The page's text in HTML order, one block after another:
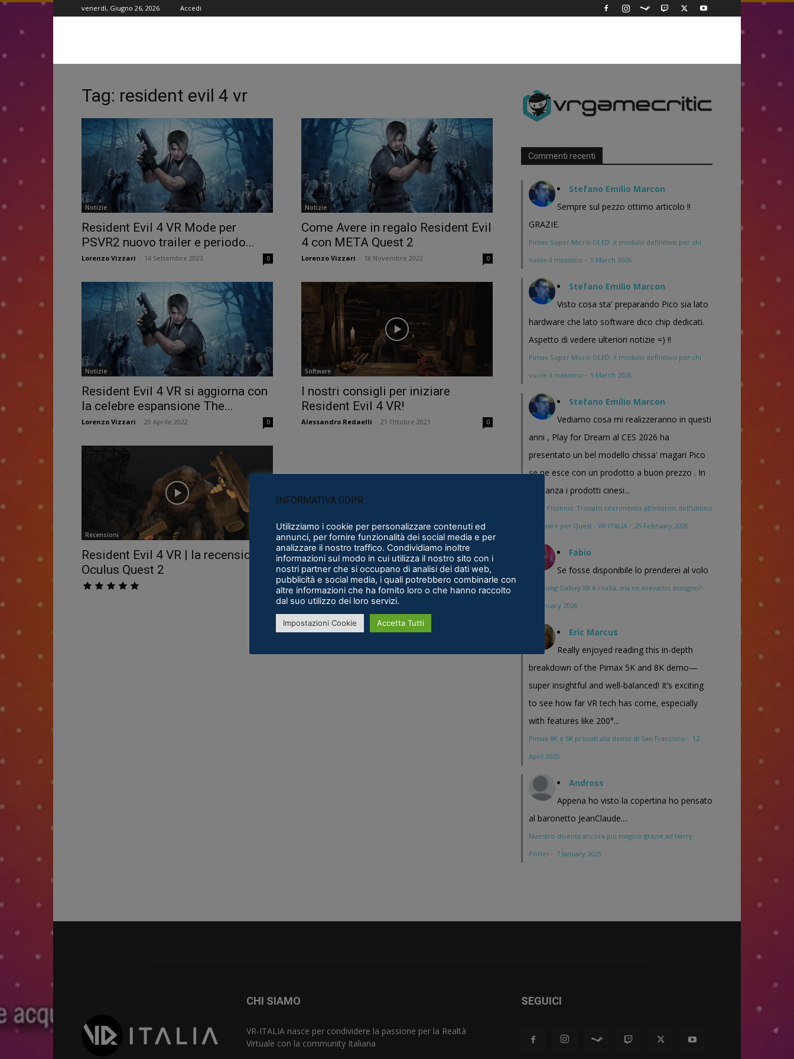
venerdì, Giugno 26, 2026 Accedi
Tag: resident evil 4 vr
Notizie
Resident Evil 4 VR Mode per
PSVR2 nuovo trailer e periodo...
Lorenzo Vizzari 14 Settembre 2023 0
Notizie
Come Avere in regalo Resident Evil
4 con META Quest 2
Lorenzo Vizzari 18 Novembre 2022 0
Notizie
Resident Evil 4 VR si aggiorna con
la celebre espansione The...
Lorenzo Vizzari 20 Aprile 2022 0
Software
I nostri consigli per iniziare
Resident Evil 4 VR!
Alessandro Redaelli 21 Ottobre 2021 0
Recensioni
Resident Evil 4 VR | la recensione |
Oculus Quest 2
Commenti recenti
Stefano Emilio Marcon
Sempre sul pezzo ottimo articolo !!
GRAZIE.
Pimax Super Micro-OLED: il modulo definitivo per chi
vuole il massimo · 5 March 2026
Stefano Emilio Marcon
Visto cosa sta' preparando Pico sia lato
hardware che lato software dico chip dedicati.
Aspetto di vedere ulteriori notizie =) !!
Pimax Super Micro-OLED: il modulo definitivo per chi
vuole il massimo · 5 March 2026
Stefano Emilio Marcon
Vediamo cosa mi realizzeranno in questi
anni , Play for Dream al CES 2026 ha
presentato un bel modello chissa' magari Pico
se ne esce con un prodotto a buon prezzo . In
sostanza i prodotti cinesi...
Meta Phoenix: Trovato riferimento all'interno dell'ultimo
firmware per Quest - VR ITALIA · 25 February 2026
Fabio
Se fosse disponibile lo prenderei al volo
Samsung Galaxy XR è realtà, ma ne avevamo bisogno? ·
16 January 2026
Eric Marcus
Really enjoyed reading this in-depth
breakdown of the Pimax 5K and 8K demo—
super insightful and well-balanced! It’s exciting
to see how far VR tech has come, especially
with features like 200°...
Pimax 8K e 5K provati alla demo di San Francisco · 12
April 2025
Andross
Appena ho visto la copertina ho pensato
al baronetto JeanClaude....
Maestro diventa ancora più magico grazie ad Harry
Potter · 7 January 2025
CHI SIAMO
VR-ITALIA nasce per condividere la passione per la Realtà
Virtuale con la community Italiana
SEGUICI
INFORMATIVA GDPR
Utilizziamo i cookie per personalizzare contenuti ed
annunci, per fornire funzionalità dei social media e per
analizzare il nostro traffico. Condividiamo inoltre
informazioni sul modo in cui utilizza il nostro sito con i
nostri partner che si occupano di analisi dei dati web,
pubblicità e social media, i quali potrebbero combinarle con
altre informazioni che ha fornito loro o che hanno raccolto
dal suo utilizzo dei loro servizi.
Impostazioni Cookie Accetta Tutti